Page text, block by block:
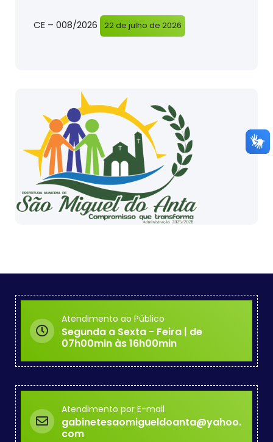
CE – 008/2026 22 de julho de 2026
Atendimento ao Público
Segunda a Sexta - Feira | de
07h00min às 16h00min
Atendimento por E-mail
gabinetesaomigueldoanta@yahoo.
com